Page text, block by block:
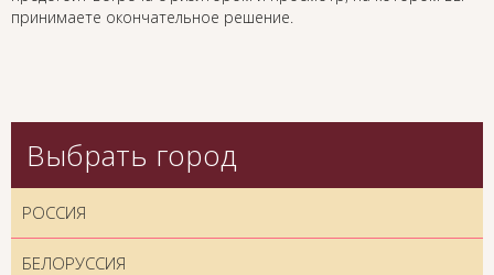
принимаете окончательное решение.
Выбрать город
РОССИЯ
БЕЛОРУССИЯ